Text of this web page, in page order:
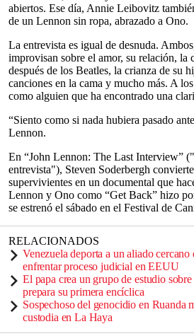
abiertos. Ese día, Annie Leibovitz
de un Lennon sin ropa, abrazado a Ono.
La entrevista es igual de desnuda.
improvisan sobre el amor, su relación, la
después de los Beatles, la crianza de su
canciones en la cama y mucho más. A
como alguien que ha encontrado una
“Siento como si nada hubiera pasado
Lennon.
En “John Lennon: The Last Interview”
entrevista"), Steven Soderbergh
supervivientes en un documental que
Lennon y Ono como “Get Back” hizo
se estrenó el sábado en el Festival de
RELACIONADOS
Venezuela deporta a un aliado cercano
enfrentar proceso judicial en EEUU
El papa crea un grupo de estudio
prepara su primera encíclica
Sospechoso del genocidio en Ruanda
custodia en La Haya